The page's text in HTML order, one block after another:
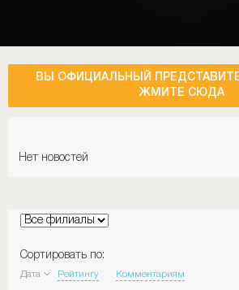
ВЫ ОФИЦИАЛЬНЫЙ
ЖМИТЕ СЮДА
Нет новостей
Сортировать по:
Дата Рейтингу Комментариям